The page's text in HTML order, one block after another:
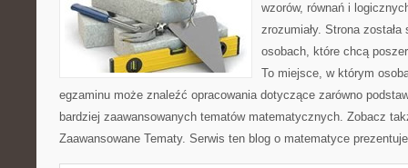
wzorów, równań i
zrozumiały. Strona
osobach, które chcą
To miejsce, w którym
egzaminu może znaleźć opracowania dotyczące zarówno
bardziej zaawansowanych tematów matematycznych. Zobacz
Zaawansowane Tematy. Serwis ten blog o matematyce